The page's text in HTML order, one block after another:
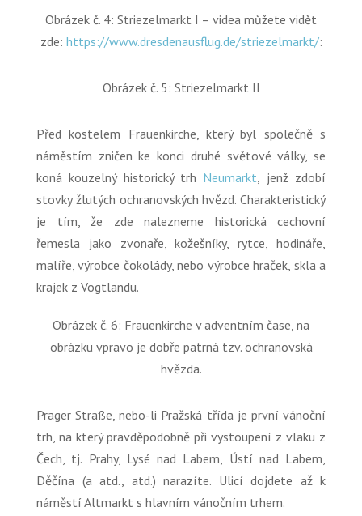
Obrázek č. 4: Striezelmarkt I – videa můžete vidět
zde: https://www.dresdenausflug.de/striezelmarkt/:
Obrázek č. 5: Striezelmarkt II
Před kostelem Frauenkirche, který byl společně s
náměstím zničen ke konci druhé světové války, se
koná kouzelný historický trh Neumarkt, jenž zdobí
stovky žlutých ochranovských hvězd. Charakteristický
je tím, že zde nalezneme historická cechovní
řemesla jako zvonaře, kožešníky, rytce, hodináře,
malíře, výrobce čokolády, nebo výrobce hraček, skla a
krajek z Vogtlandu.
Obrázek č. 6: Frauenkirche v adventním čase, na
obrázku vpravo je dobře patrná tzv. ochranovská
hvězda.
Prager Straße, nebo-li Pražská třída je první vánoční
trh, na který pravděpodobně při vystoupení z vlaku z
Čech, tj. Prahy, Lysé nad Labem, Ústí nad Labem,
Děčína (a atd., atd.) narazíte. Ulicí dojdete až k
náměstí Altmarkt s hlavním vánočním trhem.